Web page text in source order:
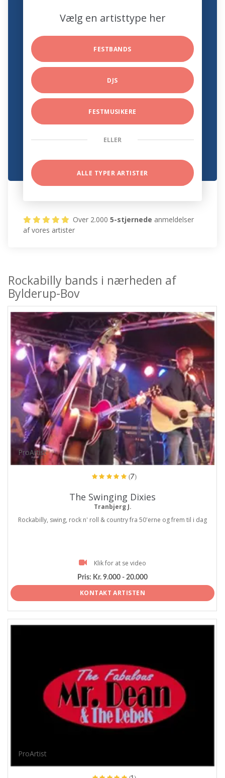
Vælg en artisttype her
FESTBANDS
DJS
FESTMUSIKERE
ELLER
ALLE TYPER ARTISTER
Over 2.0005-stjernede anmeldelser
af vores artister
Rockabilly bands i nærheden af
Bylderup-Bov
ProArtist
(7)
The Swinging Dixies
Tranbjerg J.
Rockabilly, swing, rock n' roll & country fra 50'erne og frem til i dag
Klik for at se video
Pris: Kr. 9.000 - 20.000
KONTAKT ARTISTEN
ProArtist